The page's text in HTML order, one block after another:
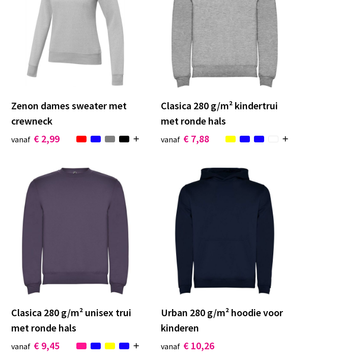
Zenon dames sweater met
crewneck
vanaf € 2,99
Clasica 280 g/m² kindertrui
met ronde hals
vanaf € 7,88
Clasica 280 g/m² unisex trui
met ronde hals
vanaf € 9,45
Urban 280 g/m² hoodie voor
kinderen
vanaf € 10,26